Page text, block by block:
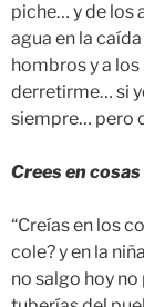
piche… y de los
agua en la
hombros y a
derretirme… si
siempre… pero
Crees en
“Creías en los
cole? y en la
no salgo hoy